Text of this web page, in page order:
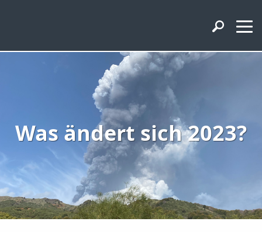
Was ändert sich 2023?